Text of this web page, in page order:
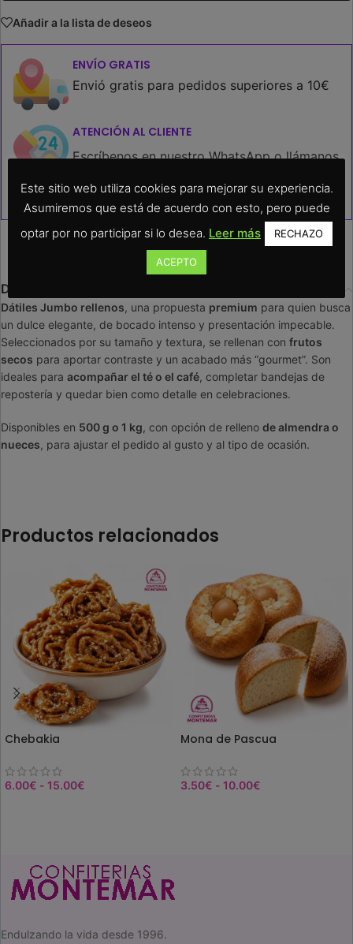
Añadir a la lista de deseos
ENVÍO GRATIS
Envió gratis para pedidos superiores a 10€
ATENCIÓN AL CLIENTE
Escríbenos en nuestro WhatsApp o llámanos
encantados de ayudarte.
Descripción
Dátiles Jumbo rellenos, una propuesta premium para quien busca
un dulce elegante, de bocado intenso y presentación impecable.
Seleccionados por su tamaño y textura, se rellenan con frutos
secos para aportar contraste y un acabado más “gourmet”. Son
ideales para acompañar el té o el café, completar bandejas de
repostería y quedar bien como detalle en celebraciones.
Disponibles en 500 g o 1 kg, con opción de relleno de almendra o
nueces, para ajustar el pedido al gusto y al tipo de ocasión.
Productos relacionados
Chebakia
6.00€ - 15.00€
Mona de Pascua
3.50€ - 10.00€
Endulzando la vida desde 1996.
Este sitio web utiliza cookies para mejorar su experiencia.
Asumiremos que está de acuerdo con esto, pero puede
optar por no participar si lo desea. Leer más RECHAZO
ACEPTO